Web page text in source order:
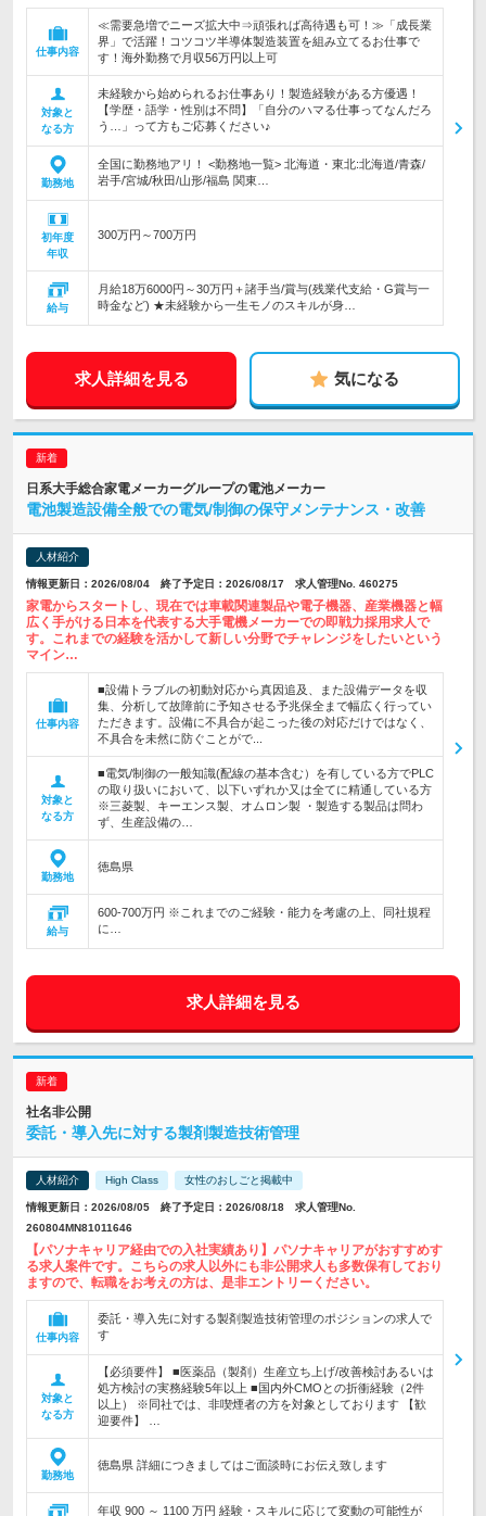
仕事内容
≪需要急増でニーズ拡大中⇒頑張れば高待遇も可！≫「成長業
界」で活躍！コツコツ半導体製造装置を組み立てるお仕事で
す！海外勤務で月収56万円以上可
対象と
なる方
未経験から始められるお仕事あり！製造経験がある方優遇！
【学歴・語学・性別は不問】「自分のハマる仕事ってなんだろ
う…」って方もご応募ください♪
勤務地
全国に勤務地アリ！ <勤務地一覧> 北海道・東北:北海道/青森/
岩手/宮城/秋田/山形/福島 関東…
初年度
年収
300万円～700万円
給与
月給18万6000円～30万円＋諸手当/賞与(残業代支給・G賞与一
時金など) ★未経験から一生モノのスキルが身…
求人詳細を見る 気になる
日系大手総合家電メーカーグループの電池メーカー
電池製造設備全般での電気/制御の保守メンテナンス・改善
人材紹介
情報更新日：2026/08/04 終了予定日：2026/08/17 求人管理No. 460275
家電からスタートし、現在では車載関連製品や電子機器、産業機器と幅
広く手がける日本を代表する大手電機メーカーでの即戦力採用求人で
す。これまでの経験を活かして新しい分野でチャレンジをしたいという
マイン…
仕事内容
■設備トラブルの初動対応から真因追及、また設備データを収
集、分析して故障前に予知させる予兆保全まで幅広く行ってい
ただきます。設備に不具合が起こった後の対応だけではなく、
不具合を未然に防ぐことがで...
対象と
なる方
■電気/制御の一般知識(配線の基本含む）を有している方でPLC
の取り扱いにおいて、以下いずれか又は全てに精通している方
※三菱製、キーエンス製、オムロン製 ・製造する製品は問わ
ず、生産設備の…
勤務地
徳島県
給与
600-700万円 ※これまでのご経験・能力を考慮の上、同社規程
に…
求人詳細を見る
社名非公開
委託・導入先に対する製剤製造技術管理
人材紹介 High Class 女性のおしごと掲載中
情報更新日：2026/08/05 終了予定日：2026/08/18 求人管理No.
260804MN81011646
【パソナキャリア経由での入社実績あり】パソナキャリアがおすすめす
る求人案件です。こちらの求人以外にも非公開求人も多数保有しており
ますので、転職をお考えの方は、是非エントリーください。
仕事内容
委託・導入先に対する製剤製造技術管理のポジションの求人で
す
対象と
なる方
【必須要件】 ■医薬品（製剤）生産立ち上げ/改善検討あるいは
処方検討の実務経験5年以上 ■国内外CMOとの折衝経験（2件
以上） ※同社では、非喫煙者の方を対象としております 【歓
迎要件】 …
勤務地
徳島県 詳細につきましてはご面談時にお伝え致します
年収 900 ～ 1100 万円 経験・スキルに応じて変動の可能性が